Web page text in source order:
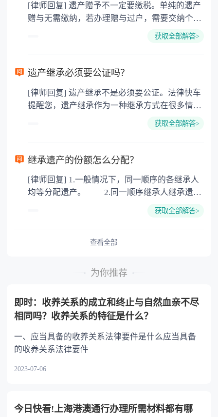
[律师回复] 遗产赠予不一定要缴税。单纯的遗产
赠与无需缴纳，若办理赠与过户，需要交纳个人
所得税、契税和公证费。赠与过户是没有增值税
要缴纳公证费，具体如下： 1. 公证费：按房
3. 印花税：按房屋评估价的0.05%缴纳 4. 土
地增值税：按房价1%缴纳 5. 房屋产权登记费：
获取全部解答>
遗产继承必须要公证吗？
[律师回复] 遗产继承不是必须要公证。法律快车
提醒您，遗产继承作为一种继承方式在很多情况
下都是不需要公证的，当然，如果需要公正的也
以防对财产继承发生纠纷，可以对遗产继承进行
公证。
获取全部解答>
继承遗产的份额怎么分配？
[律师回复] 1.一般情况下，同一顺序的各继承人
均等分配遗产。 2.同一顺序继承人继承遗产
或者与被继承人共同生活的继承人，分配遗产
的继承人，不尽扶养义务的，分配遗产时，应当
获取全部解答>
查看全部
为你推荐
即时：收养关系的成立和终止与自然血亲不尽
相同吗？收养关系的特征是什么？
一、应当具备的收养关系法律要件是什么应当具备
的收养关系法律要件
2023-07-06
今日快看!上海港澳通行办理所需材料都有哪